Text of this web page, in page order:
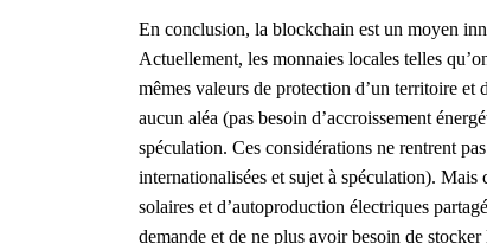
En conclusion, la blockchain est un moyen
Actuellement, les monnaies locales telles
mêmes valeurs de protection d’un territoire et
aucun aléa (pas besoin d’accroissement
spéculation. Ces considérations ne rentrent
internationalisées et sujet à spéculation). Mais
solaires et d’autoproduction électriques
demande et de ne plus avoir besoin de